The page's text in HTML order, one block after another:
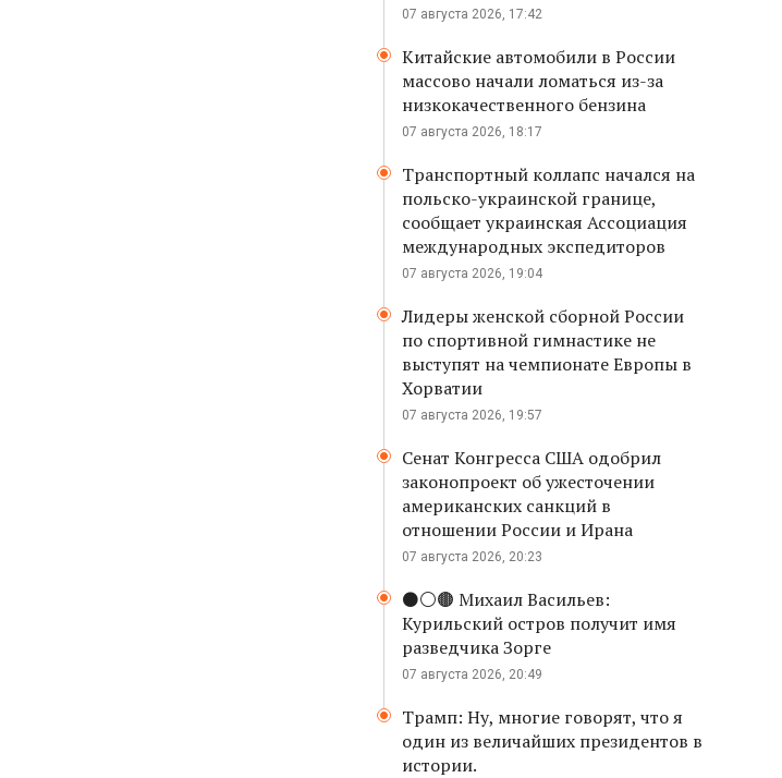
07 августа 2026, 17:42
Китайские автомобили в России
массово начали ломаться из-за
низкокачественного бензина
07 августа 2026, 18:17
Транспортный коллапс начался на
польско-украинской границе,
сообщает украинская Ассоциация
международных экспедиторов
07 августа 2026, 19:04
Лидеры женской сборной России
по спортивной гимнастике не
выступят на чемпионате Европы в
Хорватии
07 августа 2026, 19:57
Сенат Конгресса США одобрил
законопроект об ужесточении
американских санкций в
отношении России и Ирана
07 августа 2026, 20:23
⚫️⚪️🟤 Михаил Васильев:
Курильский остров получит имя
разведчика Зорге
07 августа 2026, 20:49
Трамп: Ну, многие говорят, что я
один из величайших президентов в
истории.